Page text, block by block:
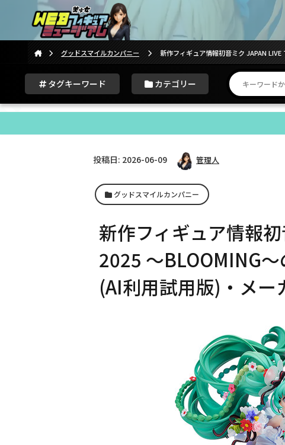
グッドスマイルカンパニー 新作フィギュア情報初音ミク JAPAN LIVE
タグキーワード カテゴリー
投稿日: 2026-06-09 管理人
グッドスマイルカンパニー
新作フィギュア情報
2025 〜BLOOMING
(AI利用試用版)・メー